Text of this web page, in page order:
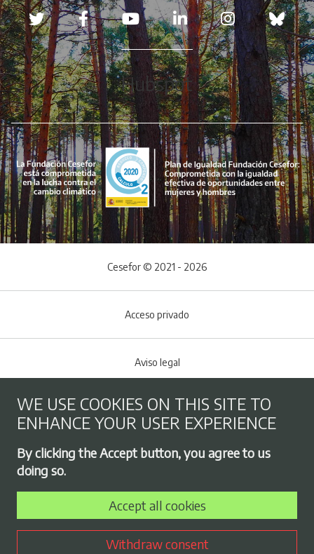
Redes sociales
Hubspot
Footer menu
Cesefor © 2021 - 2026
Acceso privado
Aviso legal
Cookies policy
Privacy Policy
Employment exchange
WE USE COOKIES ON THIS SITE TO
ENHANCE YOUR USER EXPERIENCE
By clicking the Accept button, you agree to us
doing so.
Accept all cookies
Withdraw consent